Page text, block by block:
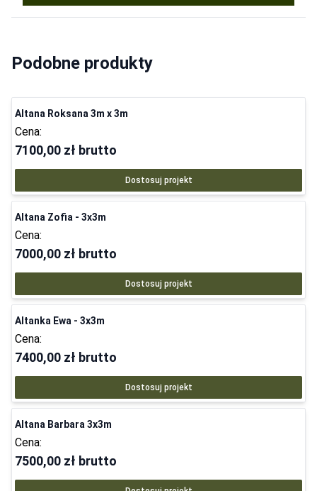
Podobne produkty
Altana Roksana 3m x 3m
Cena:
7100,00 zł brutto
Dostosuj projekt
Altana Zofia - 3x3m
Cena:
7000,00 zł brutto
Dostosuj projekt
Altanka Ewa - 3x3m
Cena:
7400,00 zł brutto
Dostosuj projekt
Altana Barbara 3x3m
Cena:
7500,00 zł brutto